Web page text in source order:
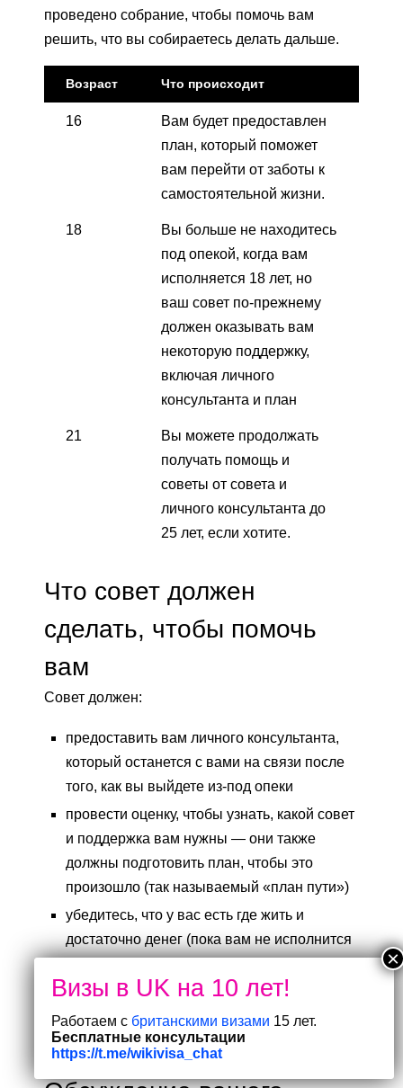
проведено собрание, чтобы помочь вам
решить, что вы собираетесь делать дальше.
Возраст Что происходит
16
Вам будет предоставлен
план, который поможет
вам перейти от заботы к
самостоятельной жизни.
18
Вы больше не находитесь
под опекой, когда вам
исполняется 18 лет, но
ваш совет по-прежнему
должен оказывать вам
некоторую поддержку,
включая личного
консультанта и план
21
Вы можете продолжать
получать помощь и
советы от совета и
личного консультанта до
25 лет, если хотите.
Что совет должен
сделать, чтобы помочь
вам
Совет должен:
предоставить вам личного консультанта,
который останется с вами на связи после
того, как вы выйдете из-под опеки
провести оценку, чтобы узнать, какой совет
и поддержка вам нужны — они также
должны подготовить план, чтобы это
произошло (так называемый «план пути»)
убедитесь, что у вас есть где жить и
достаточно денег (пока вам не исполнится
помочь вам продолжить жить с вашим
приемным родителем, если вы хотите
(пока вам не исполнится 21 год)
Работаем с британскими визами 15 лет.
Бесплатные консультации
https://t.me/wikivisa_chat